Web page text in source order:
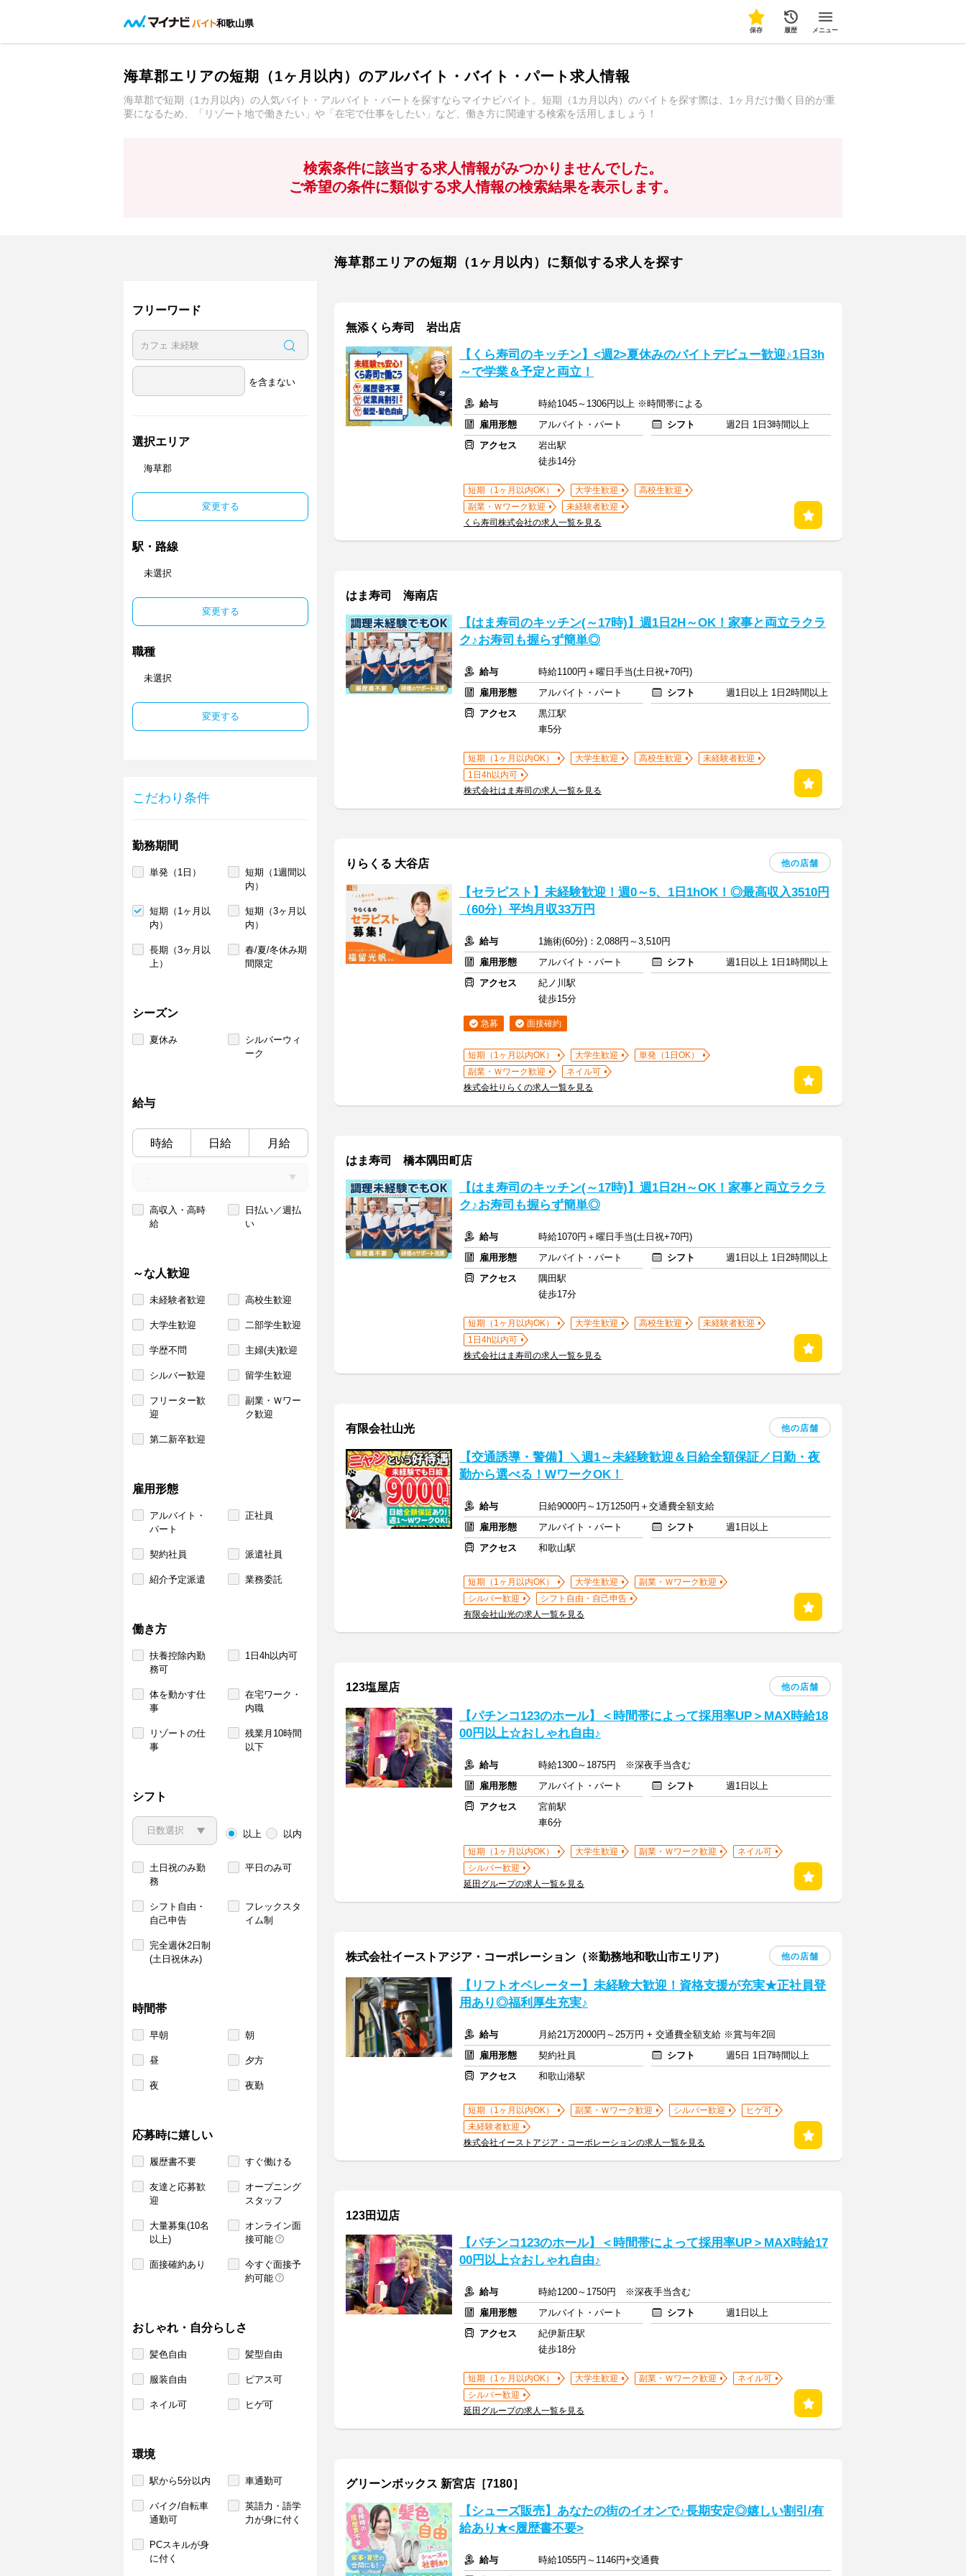
和歌山県
保存 履歴 メニュー
海草郡エリアの短期（1ヶ月以内）のアルバイト・バイト・パート求人情報
海草郡で短期（1カ月以内）の人気バイト・アルバイト・パートを探すならマイナビバイト。短期（1カ月以内）のバイトを探す際は、1ヶ月だけ働く目的が重
要になるため、「リゾート地で働きたい」や「在宅で仕事をしたい」など、働き方に関連する検索を活用しましょう！
検索条件に該当する求人情報がみつかりませんでした。
ご希望の条件に類似する求人情報の検索結果を表示します。
フリーワード
を含まない
選択エリア
海草郡
変更する
駅・路線
未選択
変更する
職種
未選択
変更する
こだわり条件
勤務期間
単発（1日）
短期（1週間以
内）
短期（1ヶ月以
内）
短期（3ヶ月以
内）
長期（3ヶ月以
上）
春/夏/冬休み期
間限定
シーズン
夏休み
シルバーウィ
ーク
給与
時給 日給 月給
高収入・高時
給
日払い／週払
い
～な人歓迎
未経験者歓迎 高校生歓迎
大学生歓迎 二部学生歓迎
学歴不問 主婦(夫)歓迎
シルバー歓迎 留学生歓迎
フリーター歓
迎
副業・Ｗワー
ク歓迎
第二新卒歓迎
雇用形態
アルバイト・
パート
正社員
契約社員 派遣社員
紹介予定派遣 業務委託
働き方
扶養控除内勤
務可
1日4h以内可
体を動かす仕
事
在宅ワーク・
内職
リゾートの仕
事
残業月10時間
以下
シフト
以上 以内
土日祝のみ勤
務
平日のみ可
シフト自由・
自己申告
フレックスタ
イム制
完全週休2日制
(土日祝休み)
時間帯
早朝 朝
昼 夕方
夜 夜勤
応募時に嬉しい
履歴書不要 すぐ働ける
友達と応募歓
迎
オープニング
スタッフ
大量募集(10名
以上)
オンライン面
接可能
面接確約あり
今すぐ面接予
約可能
おしゃれ・自分らしさ
髪色自由 髪型自由
服装自由 ピアス可
ネイル可 ヒゲ可
環境
駅から5分以内 車通勤可
バイク/自転車
通勤可
英語力・語学
力が身に付く
PCスキルが身
に付く
海草郡エリアの短期（1ヶ月以内）に類似する求人を探す
無添くら寿司 岩出店
【くら寿司のキッチン】<週2>夏休みのバイトデビュー歓迎♪1日3h
～で学業＆予定と両立！
給与
時給1045～1306円以上 ※時間帯による
雇用形態
アルバイト・パート シフト
週2日 1日3時間以上
アクセス
岩出駅
徒歩14分
短期（1ヶ月以内OK） 大学生歓迎
高校生歓迎
副業・Ｗワーク歓迎
未経験者歓迎
くら寿司株式会社の求人一覧を見る
はま寿司 海南店
【はま寿司のキッチン(～17時)】週1日2H～OK！家事と両立ラクラ
ク♪お寿司も握らず簡単◎
給与
時給1100円＋曜日手当(土日祝+70円)
雇用形態
アルバイト・パート シフト
週1日以上 1日2時間以上
アクセス
黒江駅
車5分
短期（1ヶ月以内OK） 大学生歓迎 高校生歓迎
未経験者歓迎
1日4h以内可
株式会社はま寿司の求人一覧を見る
りらくる 大谷店 他の店舗
【セラピスト】未経験歓迎！週0～5、1日1hOK！◎最高収入3510円
（60分）平均月収33万円
給与
1施術(60分)：2,088円～3,510円
雇用形態
アルバイト・パート シフト
週1日以上 1日1時間以上
アクセス
紀ノ川駅
徒歩15分
急募 面接確約
短期（1ヶ月以内OK） 大学生歓迎
単発（1日OK）
副業・Ｗワーク歓迎
ネイル可
株式会社りらくの求人一覧を見る
はま寿司 橋本隅田町店
【はま寿司のキッチン(～17時)】週1日2H～OK！家事と両立ラクラ
ク♪お寿司も握らず簡単◎
給与
時給1070円＋曜日手当(土日祝+70円)
雇用形態
アルバイト・パート シフト
週1日以上 1日2時間以上
アクセス
隅田駅
徒歩17分
短期（1ヶ月以内OK） 大学生歓迎 高校生歓迎
未経験者歓迎
1日4h以内可
株式会社はま寿司の求人一覧を見る
有限会社山光 他の店舗
【交通誘導・警備】＼週1～未経験歓迎＆日給全額保証／日勤・夜
勤から選べる！WワークOK！
給与
日給9000円～1万1250円＋交通費全額支給
雇用形態
アルバイト・パート シフト
週1日以上
アクセス
和歌山駅
短期（1ヶ月以内OK） 大学生歓迎
副業・Ｗワーク歓迎
シルバー歓迎
シフト自由・自己申告
有限会社山光の求人一覧を見る
123塩屋店 他の店舗
【パチンコ123のホール】＜時間帯によって採用率UP＞MAX時給18
00円以上☆おしゃれ自由♪
給与
時給1300～1875円 ※深夜手当含む
雇用形態
アルバイト・パート シフト
週1日以上
アクセス
宮前駅
車6分
短期（1ヶ月以内OK） 大学生歓迎 副業・Ｗワーク歓迎
ネイル可
シルバー歓迎
延田グループの求人一覧を見る
株式会社イーストアジア・コーポレーション（※勤務地和歌山市エリア） 他の店舗
【リフトオペレーター】未経験大歓迎！資格支援が充実★正社員登
用あり◎福利厚生充実♪
給与
月給21万2000円～25万円 + 交通費全額支給 ※賞与年2回
雇用形態
契約社員 シフト
週5日 1日7時間以上
アクセス
和歌山港駅
短期（1ヶ月以内OK） 副業・Ｗワーク歓迎 シルバー歓迎
ヒゲ可
未経験者歓迎
株式会社イーストアジア・コーポレーションの求人一覧を見る
123田辺店
【パチンコ123のホール】＜時間帯によって採用率UP＞MAX時給17
00円以上☆おしゃれ自由♪
給与
時給1200～1750円 ※深夜手当含む
雇用形態
アルバイト・パート シフト
週1日以上
アクセス
紀伊新庄駅
徒歩18分
短期（1ヶ月以内OK） 大学生歓迎 副業・Ｗワーク歓迎
ネイル可
シルバー歓迎
延田グループの求人一覧を見る
グリーンボックス 新宮店［7180］
【シューズ販売】あなたの街のイオンで♪長期安定◎嬉しい割引/有
給あり★<履歴書不要>
給与
時給1055円～1146円+交通費